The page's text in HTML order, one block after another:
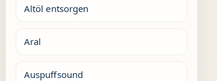
Altöl entsorgen
Aral
Auspuffsound